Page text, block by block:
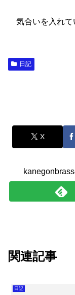
気合いを入れて
日記
X
関連記事
日記